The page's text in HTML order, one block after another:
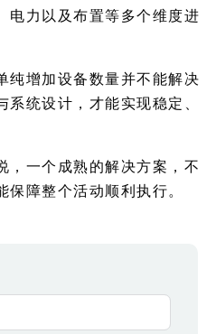
电力以及布置等多个维度进
纯增加设备数量并不能解决
统设计，才能实现稳定、
，一个成熟的解决方案，不
障整个活动顺利执行。